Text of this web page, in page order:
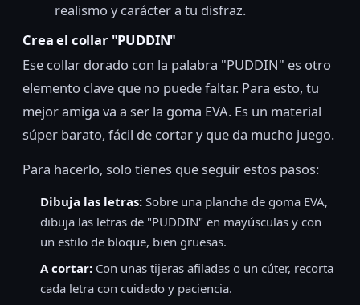
realismo y carácter a tu disfraz.
Crea el collar "PUDDIN"
Ese collar dorado con la palabra "PUDDIN" es otro
elemento clave que no puede faltar. Para esto, tu
mejor amiga va a ser la goma EVA. Es un material
súper barato, fácil de cortar y que da mucho juego.
Para hacerlo, solo tienes que seguir estos pasos:
Dibuja las letras: Sobre una plancha de goma EVA,
dibuja las letras de "PUDDIN" en mayúsculas y con
un estilo de bloque, bien gruesas.
A cortar: Con unas tijeras afiladas o un cúter, recorta
cada letra con cuidado y paciencia.